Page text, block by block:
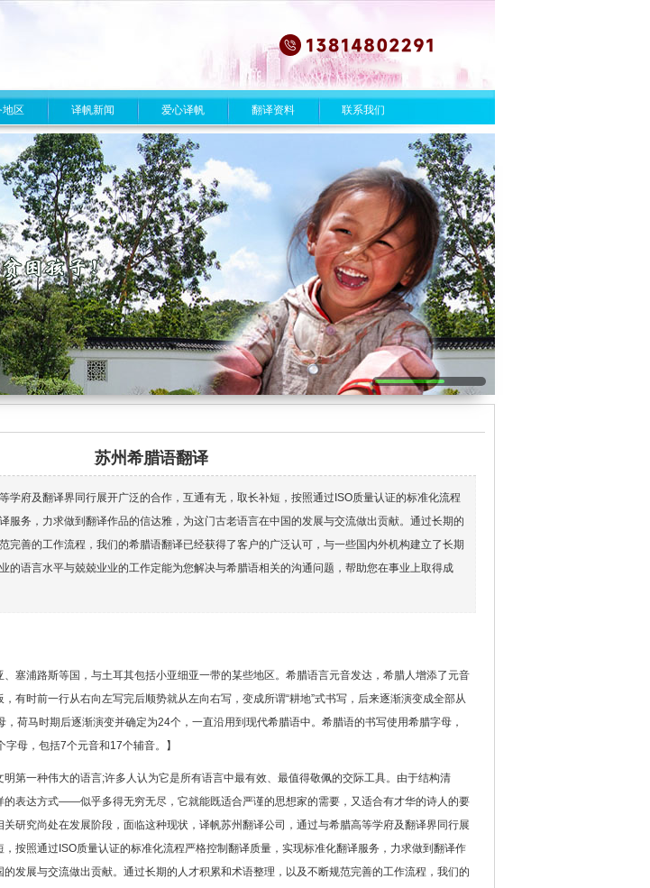
地区 译帆新闻 爱心译帆 翻译资料 联系我们
苏州希腊语翻译
学府及翻译界同行展开广泛的合作，互通有无，取长补短，按照通过ISO质量认证的标准化流程
服务，力求做到翻译作品的信达雅，为这门古老语言在中国的发展与交流做出贡献。通过长期的
完善的工作流程，我们的希腊语翻译已经获得了客户的广泛认可，与一些国内外机构建立了长期
的语言水平与兢兢业业的工作定能为您解决与希腊语相关的沟通问题，帮助您在事业上取得成
、塞浦路斯等国，与土耳其包括小亚细亚一带的某些地区。希腊语言元音发达，希腊人增添了元音
有时前一行从右向左写完后顺势就从左向右写，变成所谓“耕地”式书写，后来逐渐演变成全部从
荷马时期后逐渐演变并确定为24个，一直沿用到现代希腊语中。希腊语的书写使用希腊字母，
母，包括7个元音和17个辅音。】
第一种伟大的语言;许多人认为它是所有语言中最有效、最值得敬佩的交际工具。由于结构清
的表达方式——似乎多得无穷无尽，它就能既适合严谨的思想家的需要，又适合有才华的诗人的要
研究尚处在发展阶段，面临这种现状，译帆苏州翻译公司，通过与希腊高等学府及翻译界同行展
按照通过ISO质量认证的标准化流程严格控制翻译质量，实现标准化翻译服务，力求做到翻译作
发展与交流做出贡献。通过长期的人才积累和术语整理，以及不断规范完善的工作流程，我们的